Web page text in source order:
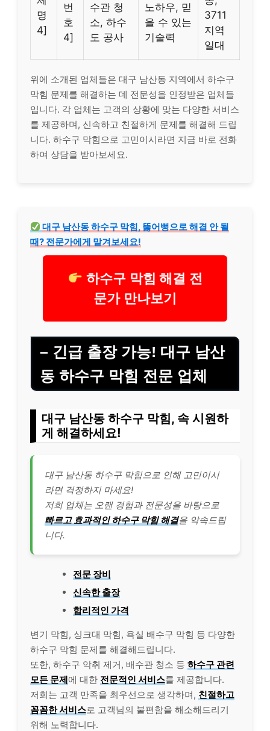
명
4]
번
호
4]
수관 청
소, 하수
도 공사
노하우, 믿
을 수 있는
기술력
3711
지역
일대
위에 소개된 업체들은 대구 남산동 지역에서 하수구
막힘 문제를 해결하는 데 전문성을 인정받은 업체들
입니다. 각 업체는 고객의 상황에 맞는 다양한 서비스
를 제공하며, 신속하고 친절하게 문제를 해결해 드립
니다. 하수구 막힘으로 고민이시라면 지금 바로 전화
하여 상담을 받아보세요.
대구 남산동 하수구 막힘, 뚫어뻥으로 해결 안 될
때? 전문가에게 맡겨보세요!
하수구 막힘 해결 전
문가 만나보기
– 긴급 출장 가능! 대구 남산
동 하수구 막힘 전문 업체
대구 남산동 하수구 막힘, 속 시원하
게 해결하세요!
대구 남산동 하수구 막힘으로 인해 고민이시
라면 걱정하지 마세요!
저희 업체는 오랜 경험과 전문성을 바탕으로
빠르고 효과적인 하수구 막힘 해결을 약속드립
니다.
전문 장비
신속한 출장
합리적인 가격
변기 막힘, 싱크대 막힘, 욕실 배수구 막힘 등 다양한
하수구 막힘 문제를 해결해드립니다.
또한, 하수구 악취 제거, 배수관 청소 등 하수구 관련
모든 문제에 대한 전문적인 서비스를 제공합니다.
저희는 고객 만족을 최우선으로 생각하며, 친절하고
꼼꼼한 서비스로 고객님의 불편함을 해소해드리기
위해 노력합니다.